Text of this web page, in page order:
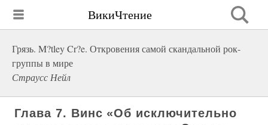
ВикиЧтение
Грязь. M?tley Cr?e. Откровения самой скандальной рок-
группы в мире
Страусс Нейл
Глава 7. Винс «Об исключительно